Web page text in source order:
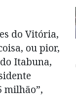
do Vitória,
ou pior,
Itabuna,
milhão”,